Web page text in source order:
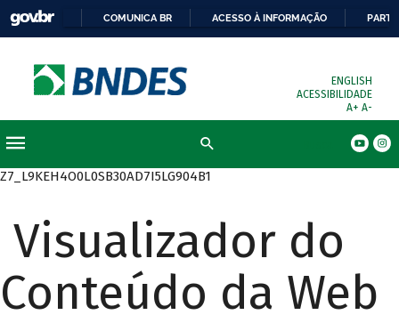
COMUNICA BR ACESSO À INFORMAÇÃO
ENGLISH
ACESSIBILIDADE
A+ A-
Z7_L9KEH4O0L0SB30AD7I5LG904B1
Visualizador do
Conteúdo da Web